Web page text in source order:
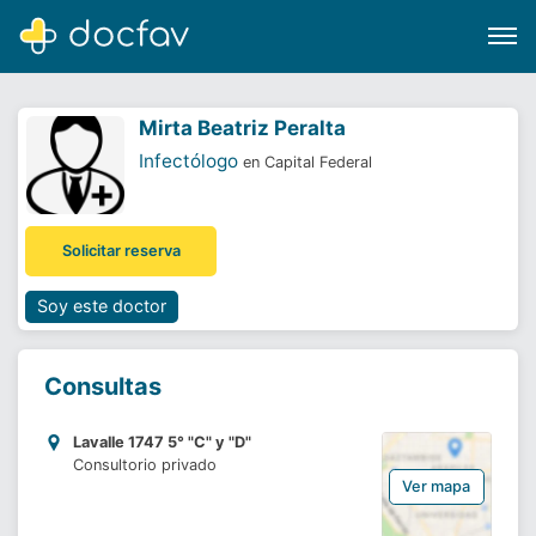
Software para clínicas
¿Eres un doctor?
Mirta Beatriz Peralta
Infectólogo en Capital Federal
Solicitar reserva
Soy este doctor
Consultas
Lavalle 1747 5° "C" y "D"
Consultorio privado
Ver mapa